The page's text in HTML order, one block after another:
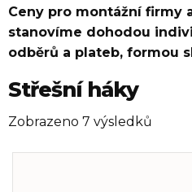
Ceny pro montážní firmy
stanovíme dohodou
odběrů a plateb, formou
Střešní háky
Zobrazeno 7 výsledků